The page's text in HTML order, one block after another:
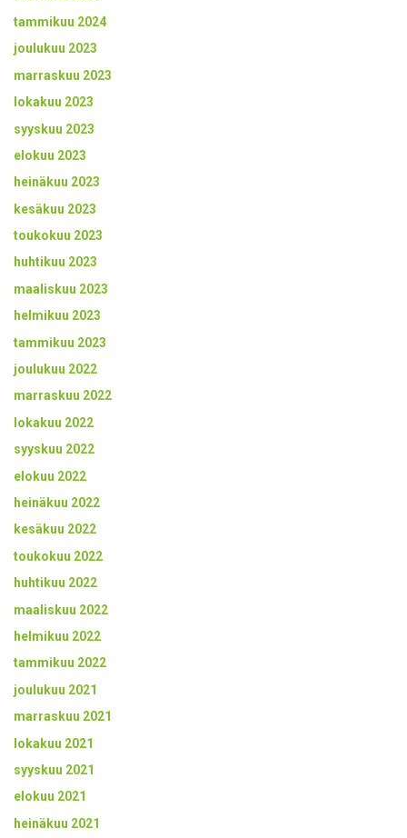
tammikuu 2024
joulukuu 2023
marraskuu 2023
lokakuu 2023
syyskuu 2023
elokuu 2023
heinäkuu 2023
kesäkuu 2023
toukokuu 2023
huhtikuu 2023
maaliskuu 2023
helmikuu 2023
tammikuu 2023
joulukuu 2022
marraskuu 2022
lokakuu 2022
syyskuu 2022
elokuu 2022
heinäkuu 2022
kesäkuu 2022
toukokuu 2022
huhtikuu 2022
maaliskuu 2022
helmikuu 2022
tammikuu 2022
joulukuu 2021
marraskuu 2021
lokakuu 2021
syyskuu 2021
elokuu 2021
heinäkuu 2021